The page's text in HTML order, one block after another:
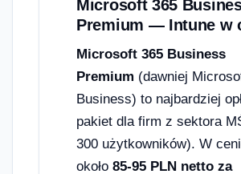
Microsoft 365
Premium — Intune w
Microsoft 365 Business
Premium (dawniej
Business) to najbardziej
pakiet dla firm z sektora
300 użytkowników). W
około 85-95 PLN netto za